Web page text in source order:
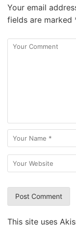
Your email
fields are marked
This site uses